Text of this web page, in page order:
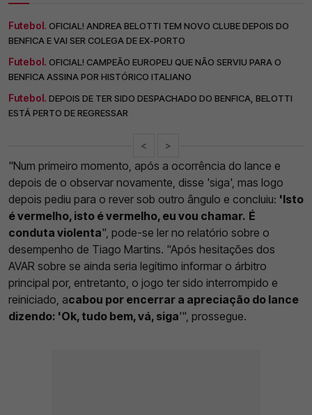
Futebol. OFICIAL! ANDREA BELOTTI TEM NOVO CLUBE DEPOIS DO
BENFICA E VAI SER COLEGA DE EX-PORTO
Futebol. OFICIAL! CAMPEÃO EUROPEU QUE NÃO SERVIU PARA O
BENFICA ASSINA POR HISTÓRICO ITALIANO
Futebol. DEPOIS DE TER SIDO DESPACHADO DO BENFICA, BELOTTI
ESTÁ PERTO DE REGRESSAR
< >
"Num primeiro momento, após a ocorrência do lance e
depois de o observar novamente, disse 'siga', mas logo
depois pediu para o rever sob outro ângulo e concluiu: 'Isto
é vermelho, isto é vermelho, eu vou chamar. É
conduta violenta", pode-se ler no relatório sobre o
desempenho de Tiago Martins. "Após hesitações dos
AVAR sobre se ainda seria legítimo informar o árbitro
principal por, entretanto, o jogo ter sido interrompido e
reiniciado, acabou por encerrar a apreciação do lance
dizendo: 'Ok, tudo bem, vá, siga'", prossegue.